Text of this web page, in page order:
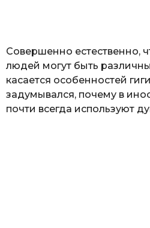
Совершенно естественно,
людей могут быть
касается особенностей
задумывался, почему в
почти всегда используют